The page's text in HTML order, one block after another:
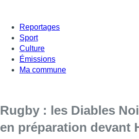
Reportages
Sport
Culture
Émissions
Ma commune
Rugby : les Diables
en préparation devant